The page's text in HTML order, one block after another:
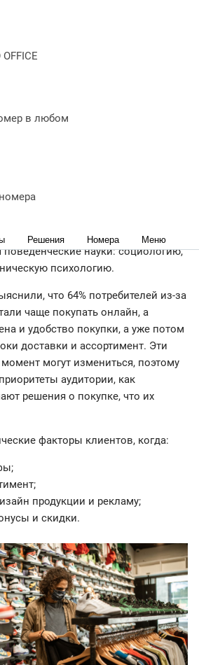
в любом
Решения Номера Меню
тактик
потребителей
поведения
потребностей и потребительского
потребителей
науки: социологию,
психологию.
что 64% потребителей из-за
чаще покупать онлайн, а
и удобство покупки, а уже потом
доставки и ассортимент. Эти
могут измениться, поэтому
аудитории, как
решения о покупке, что их
факторы клиентов, когда:
продукции и рекламу;
и скидки.